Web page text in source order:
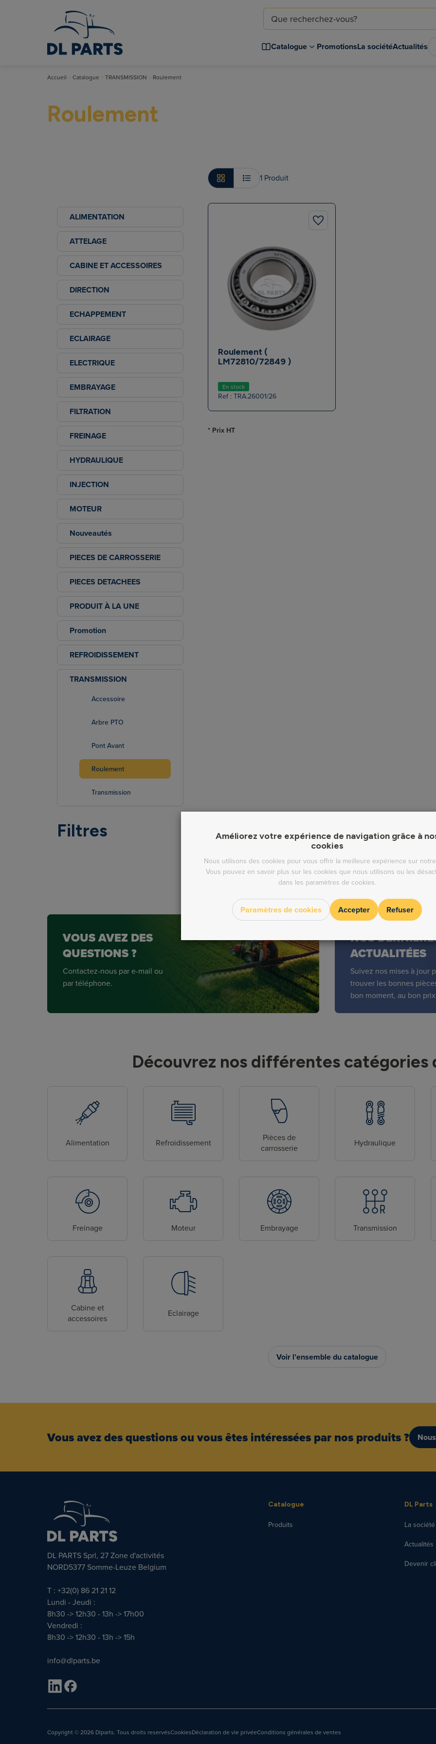
Catalogue PromotionsLa sociétéActualités
Accueil Catalogue TRANSMISSION Roulement
Roulement
ALIMENTATION
ATTELAGE
CABINE ET ACCESSOIRES
DIRECTION
ECHAPPEMENT
ECLAIRAGE
ELECTRIQUE
EMBRAYAGE
FILTRATION
FREINAGE
HYDRAULIQUE
INJECTION
MOTEUR
Nouveautés
PIECES DE CARROSSERIE
PIECES DETACHEES
PRODUIT À LA UNE
Promotion
REFROIDISSEMENT
TRANSMISSION
Accessoire
Arbre PTO
Pont Avant
Roulement
Transmission
Filtres
1 Produit
Roulement (
LM72810/72849 )
En stock
Ref : TRA.26001/26
* Prix HT
VOUS AVEZ DES
QUESTIONS ?
Contactez-nous par e-mail ou
par téléphone.
NOS
ACTUALITÉES
Suivez nos mises à jour
trouver les bonnes
bon moment, au bon
Découvrez nos différentes catégories
Alimentation Refroidissement
Pièces de
carrosserie
Hydraulique
Freinage Moteur Embrayage Transmission
Cabine et
accessoires
Eclairage
Voir l’ensemble du catalogue
Vous avez des questions ou vous êtes intéressées par nos produits ?
DL PARTS Sprl, 27 Zone d'activités
NORD5377 Somme-Leuze Belgium
T : +32(0) 86 21 21 12
Lundi - Jeudi :
8h30 -> 12h30 - 13h -> 17h00
Vendredi :
8h30 -> 12h30 - 13h -> 15h
info@dlparts.be
Catalogue
Produits
DL Parts
La société
Actualités
Devenir
Copyright© 2026 Dlparts. Tous droits reservésCookiesDéclaration de vie privéeConditions générales de ventes
Améliorez votre expérience de navigation grâce à
cookies
Nous utilisons des cookies pour vous offrir la meilleure expérience sur
Vous pouvez en savoir plus sur les cookies que nous utilisons ou les
dans les paramètres de cookies.
Paramètres de cookies Accepter Refuser